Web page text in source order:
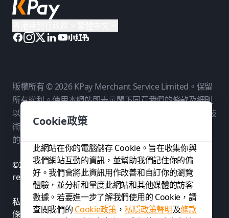
Cookie政策
此網站在你的電腦儲存 Cookie。旨在收集你與
我們網站互動的資訊，並幫助我們記住你的偏
好。我們會將此資訊用作改善和自訂你的瀏覽
體驗，並分析和量度此網站和其他媒體的訪客
數據。若要進一步了解我們使用的 Cookie，請
查閱我們的 Cookie政策， 私隱政策聲明及條款
版權所有 © 2026 KPay Merchant Service Limited。保留
所有權利。使用本網站即表示閣下同意我們的條款及細則
以及
。KPay Merchant Service Limited 是一個技
術平台，而非銀行。付款服務由我們在各相關司法管轄區
的持牌付款夥伴提供。
©2026 KPay Merchant Service Limited. All rights
reserved.
私隱政策聲明
條款及細則